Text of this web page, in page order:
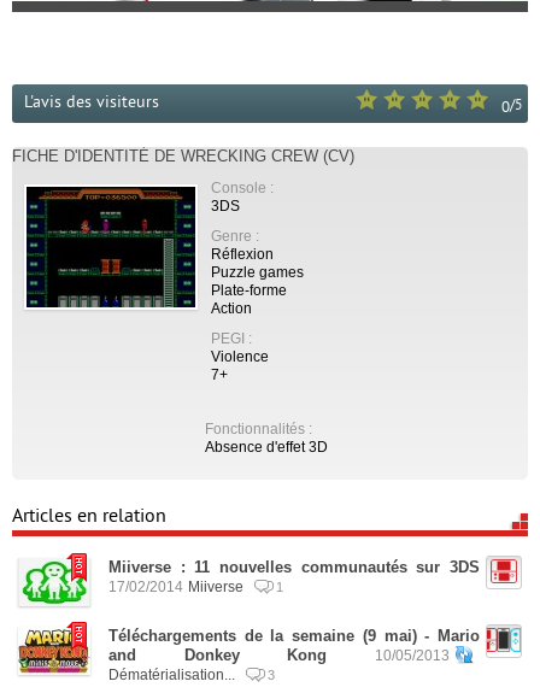
0/5
L'avis des visiteurs
FICHE D'IDENTITÉ DE WRECKING CREW (CV)
Console :
3DS
Genre :
Réflexion
Puzzle games
Plate-forme
Action
PEGI :
Violence
7+
Fonctionnalités :
Absence d'effet 3D
Articles en relation
Miiverse : 11 nouvelles communautés sur 3DS
17/02/2014 Miiverse 1
Téléchargements de la semaine (9 mai) - Mario
and Donkey Kong
10/05/2013
Dématérialisation...
3